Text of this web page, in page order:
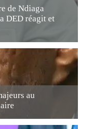
de Ndiaga
DED réagit et
au